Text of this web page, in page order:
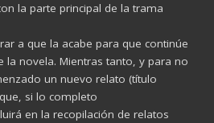
la parte principal de la trama
a que la acabe para que continúe
la novela. Mientras tanto, y para no
un nuevo relato (título
si lo completo
en la recopilación de relatos